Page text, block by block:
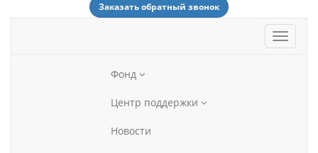
Заказать обратный звонок
Фонд
Центр поддержки
Новости